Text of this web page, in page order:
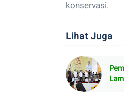
konservasi.
Lihat Juga